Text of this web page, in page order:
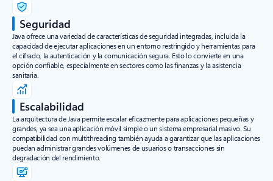
Seguridad
Java ofrece una variedad de características de seguridad integradas, incluida la
capacidad de ejecutar aplicaciones en un entorno restringido y herramientas para
el cifrado, la autenticación y la comunicación segura. Esto lo convierte en una
opción confiable, especialmente en sectores como las finanzas y la asistencia
sanitaria.
Escalabilidad
La arquitectura de Java permite escalar eficazmente para aplicaciones pequeñas y
grandes, ya sea una aplicación móvil simple o un sistema empresarial masivo. Su
compatibilidad con multithreading también ayuda a garantizar que las aplicaciones
puedan administrar grandes volúmenes de usuarios o transacciones sin
degradación del rendimiento.